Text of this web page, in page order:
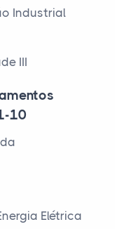
Industrial
III
10
Elétrica